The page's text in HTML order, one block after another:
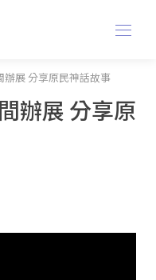
辦展 分享原民神話故事
辦展 分享原